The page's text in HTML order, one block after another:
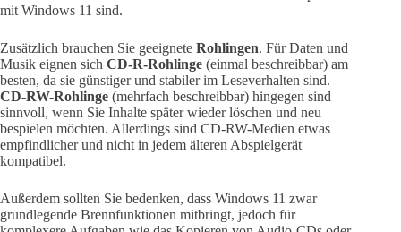
mit Windows 11 sind.
Zusätzlich brauchen Sie geeignete Rohlingen. Für Daten und
Musik eignen sich CD-R-Rohlinge (einmal beschreibbar) am
besten, da sie günstiger und stabiler im Leseverhalten sind.
CD-RW-Rohlinge (mehrfach beschreibbar) hingegen sind
sinnvoll, wenn Sie Inhalte später wieder löschen und neu
bespielen möchten. Allerdings sind CD-RW-Medien etwas
empfindlicher und nicht in jedem älteren Abspielgerät
kompatibel.
Außerdem sollten Sie bedenken, dass Windows 11 zwar
grundlegende Brennfunktionen mitbringt, jedoch für